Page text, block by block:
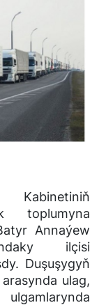
Kabinetiniň
toplumyna
Annaýew
ilçisi
Duşuşygyň
ulag,